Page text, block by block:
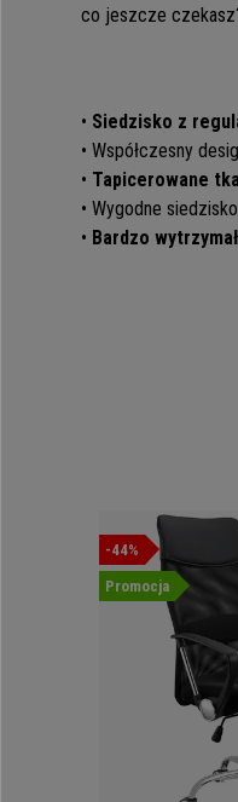
co jeszcze
• Siedzisko z
• Współczesny
• Tapicerowane
• Wygodne
• Bardzo
-44%
Promocja